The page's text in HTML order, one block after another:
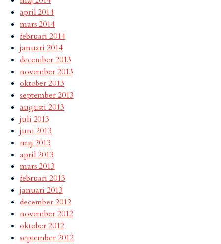
april 2014
mars 2014
februari 2014
januari 2014
december 2013
november 2013
oktober 2013
september 2013
augusti 2013
juli 2013
juni 2013
maj 2013
april 2013
mars 2013
februari 2013
januari 2013
december 2012
november 2012
oktober 2012
september 2012